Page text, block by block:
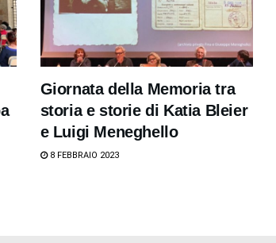
Giornata della Memoria tra
storia e storie di Katia Bleier
e Luigi Meneghello
8 FEBBRAIO 2023